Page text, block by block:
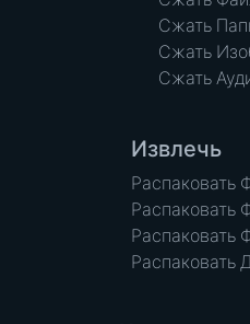
Сжать
Сжать
Сжать
Извлечь
Распаковать
Распаковать
Распаковать
Распаковать